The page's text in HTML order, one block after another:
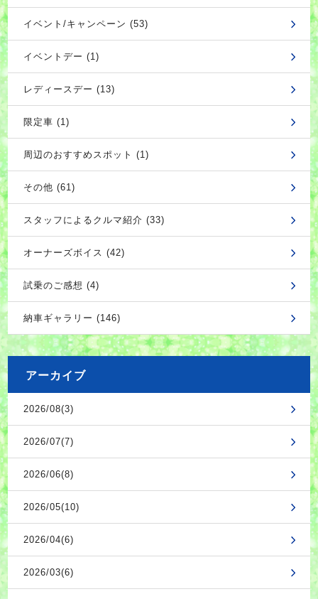
イベント/キャンペーン (53)
イベントデー (1)
レディースデー (13)
限定車 (1)
周辺のおすすめスポット (1)
その他 (61)
スタッフによるクルマ紹介 (33)
オーナーズボイス (42)
試乗のご感想 (4)
納車ギャラリー (146)
アーカイブ
2026/08(3)
2026/07(7)
2026/06(8)
2026/05(10)
2026/04(6)
2026/03(6)